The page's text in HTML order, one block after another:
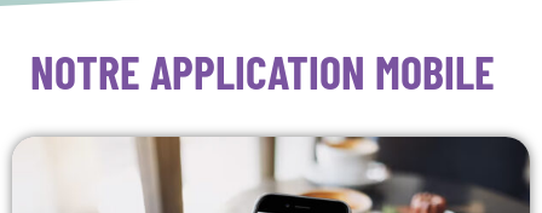
NOTRE APPLICATION MOBILE